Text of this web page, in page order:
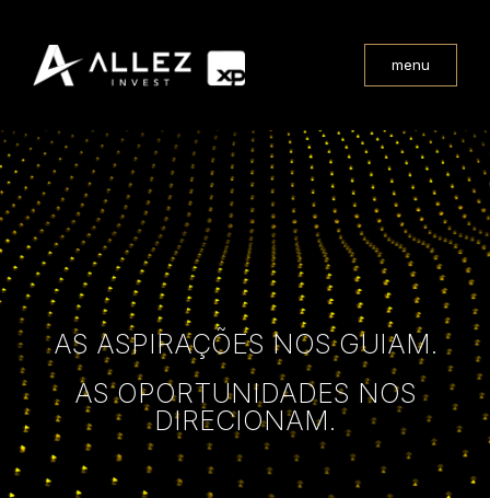
menu
AS ASPIRAÇÕES NOS GUIAM.
AS OPORTUNIDADES NOS
DIRECIONAM.